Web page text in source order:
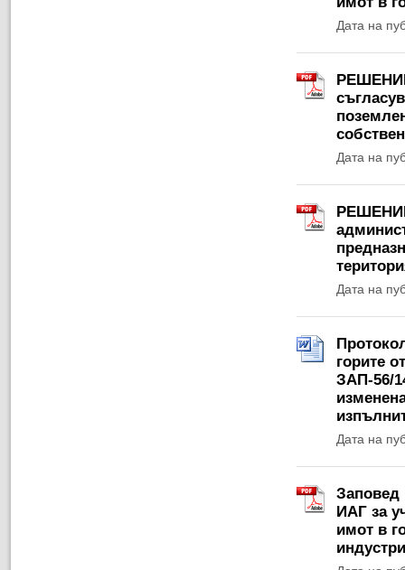
Дата на
РЕШЕНИЕ
Дата на
РЕШЕНИЕ
Дата на
горите
ЗАП-56/
Дата на
Заповед
ИАГ за
имот в